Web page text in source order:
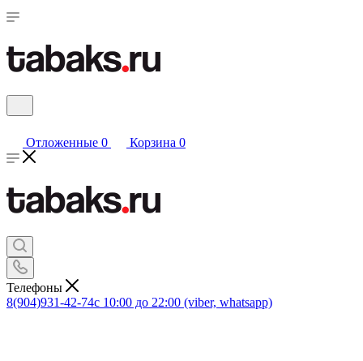
Отложенные 0 Корзина 0
Телефоны
8(904)931-42-74с 10:00 до 22:00 (viber, whatsapp)